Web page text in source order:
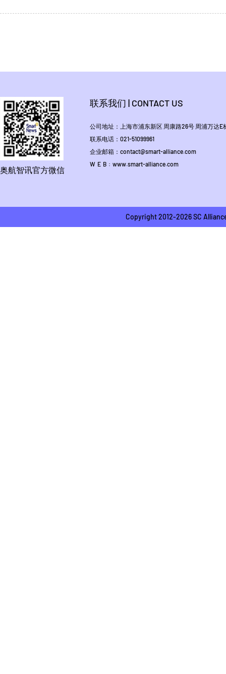
奥航智讯官方微信
联系我们 | CONTACT US
公司地址：上海市浦东新区 周康路26号 周浦万达E
联系电话：021-51099961
企业邮箱：contact@smart-alliance.com
W E B : www.smart-alliance.com
Copyright 2012-2026 SC